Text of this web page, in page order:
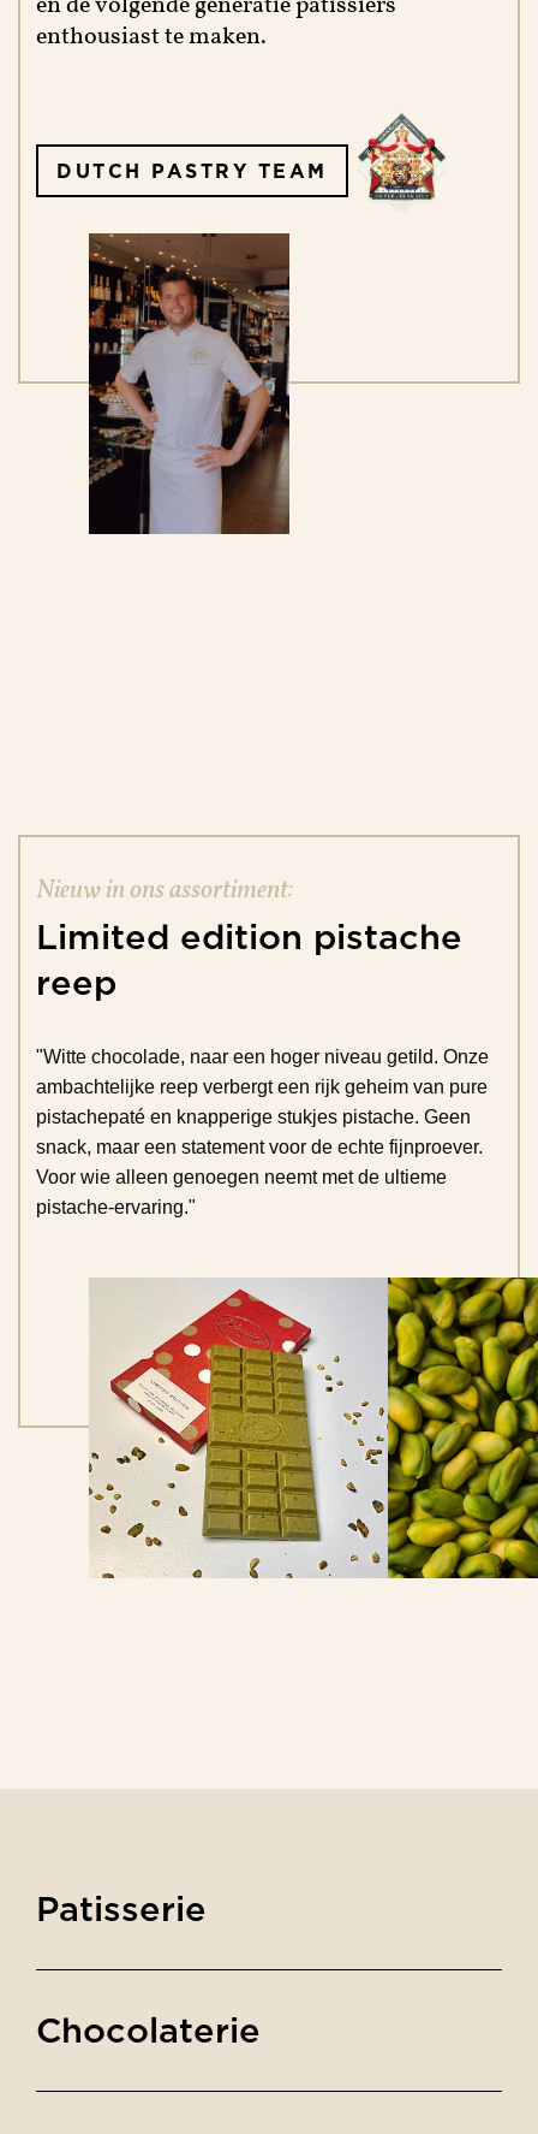
enthousiast te maken.
DUTCH PASTRY TEAM
Nieuw in ons assortiment:
Limited edition pistache
reep
"Witte chocolade, naar een hoger niveau getild. Onze
ambachtelijke reep verbergt een rijk geheim van pure
pistachepaté en knapperige stukjes pistache. Geen
snack, maar een statement voor de echte fijnproever.
Voor wie alleen genoegen neemt met de ultieme
pistache-ervaring."
Patisserie
Chocolaterie